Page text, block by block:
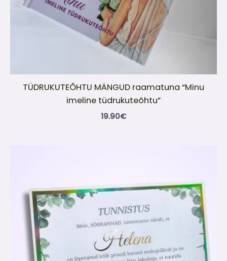
TÜDRUKUTEÕHTU MÄNGUD raamatuna “Minu
imeline tüdrukuteõhtu”
19.90€